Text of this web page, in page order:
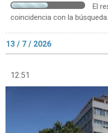
El
coincidencia con la búsqueda.
13 / 7 / 2026
12:51